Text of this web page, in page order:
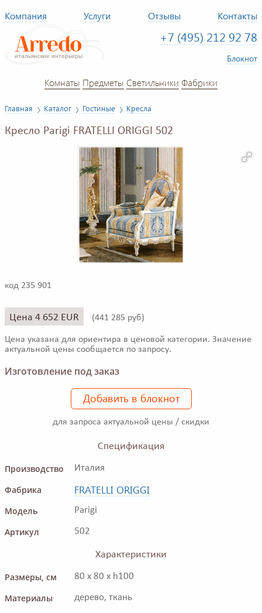
Компания Услуги Отзывы Контакты
+7 (495) 212 92 78
Блокнот
Комнаты Предметы Светильники Фабрики
Главная Каталог Гостиные Кресла
Кресло Parigi FRATELLI ORIGGI 502
код 235 901
Цена 4 652 EUR (441 285 руб)
Цена указана для ориентира в ценовой категории. Значение
актуальной цены сообщается по запросу.
Изготовление под заказ
Добавить в блокнот
для запроса актуальной цены / скидки
Спецификация
Производство
Италия
Фабрика FRATELLI ORIGGI
Модель Parigi
Артикул 502
Характеристики
Размеры, см
80 x 80 x h100
Материалы дерево, ткань